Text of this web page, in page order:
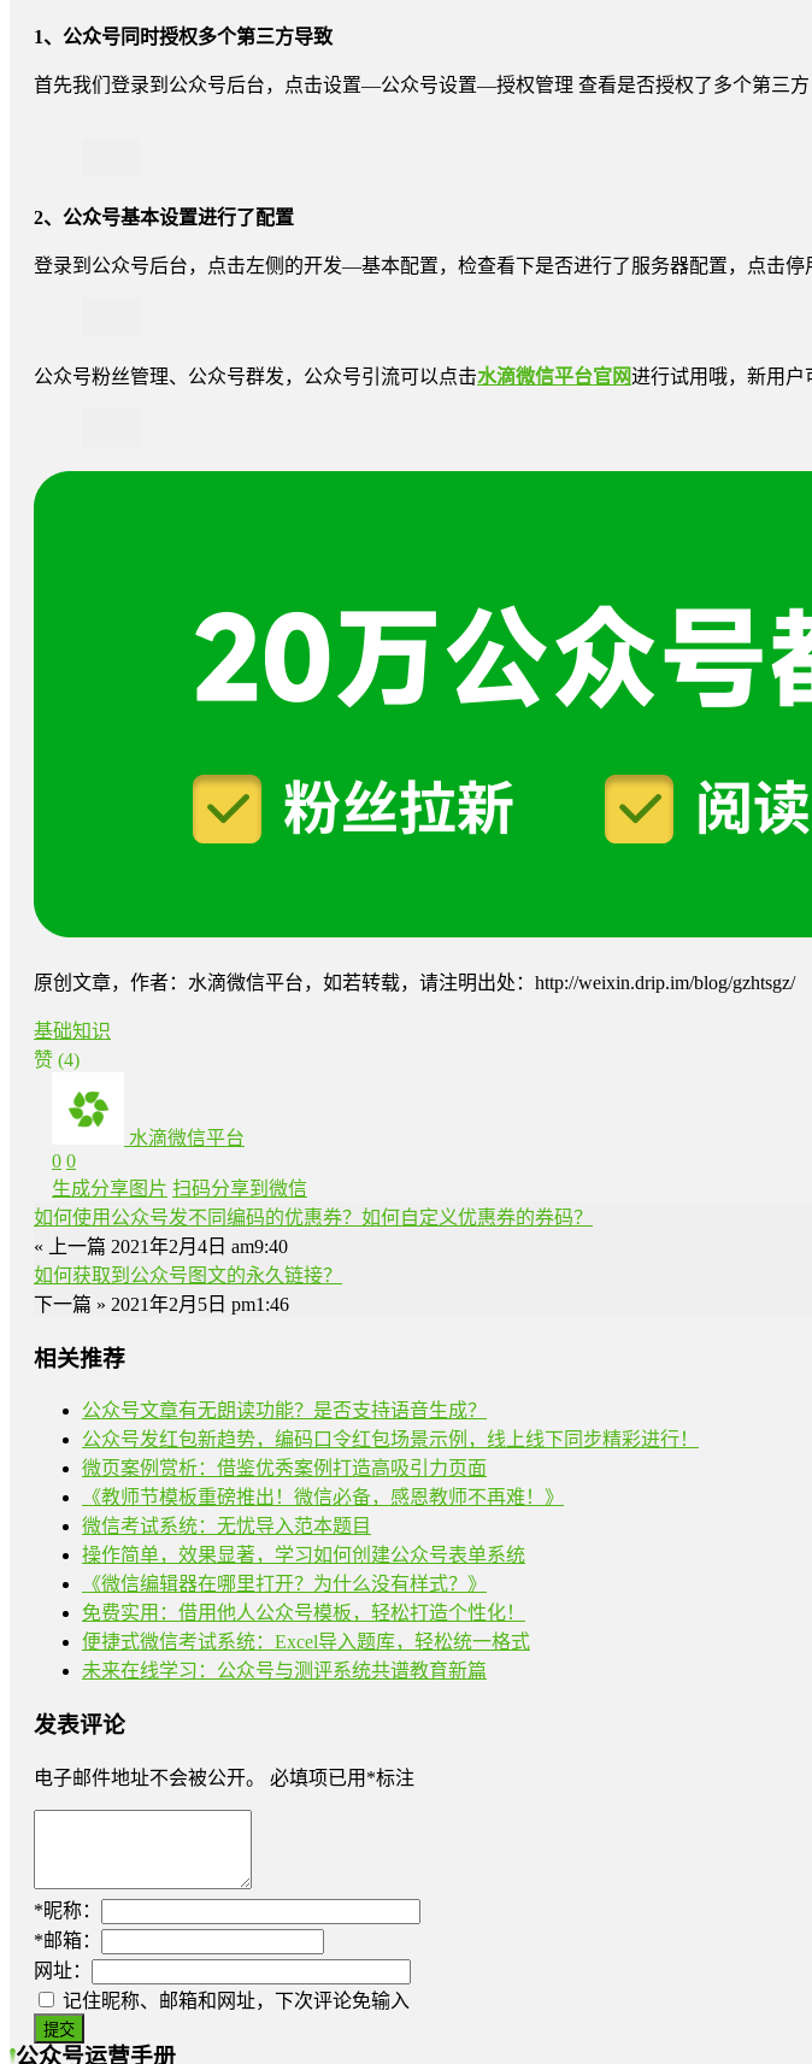
1、公众号同时授权多个第三方导致
首先我们登录到公众号后台，点击设置—公众号设置—授权管理 查看是否授权了多个第三
2、公众号基本设置进行了配置
登录到公众号后台，点击左侧的开发—基本配置，检查看下是否进行了服务器配置，点击停
公众号粉丝管理、公众号群发，公众号引流可以点击水滴微信平台官网进行试用哦，新用户
原创文章，作者：水滴微信平台，如若转载，请注明出处：http://weixin.drip.im/blog/gzhtsgz/
基础知识
赞 (4)
水滴微信平台
0 0
生成分享图片 扫码分享到微信
如何使用公众号发不同编码的优惠券？如何自定义优惠券的券码？
« 上一篇 2021年2月4日 am9:40
如何获取到公众号图文的永久链接？
下一篇 » 2021年2月5日 pm1:46
相关推荐
公众号文章有无朗读功能？是否支持语音生成？
公众号发红包新趋势，编码口令红包场景示例，线上线下同步精彩进行！
微页案例赏析：借鉴优秀案例打造高吸引力页面
《教师节模板重磅推出！微信必备，感恩教师不再难！》
微信考试系统：无忧导入范本题目
操作简单，效果显著，学习如何创建公众号表单系统
《微信编辑器在哪里打开？为什么没有样式？》
免费实用：借用他人公众号模板，轻松打造个性化！
便捷式微信考试系统：Excel导入题库，轻松统一格式
未来在线学习：公众号与测评系统共谱教育新篇
发表评论
电子邮件地址不会被公开。 必填项已用 *标注
*昵称：
*邮箱：
网址：
记住昵称、邮箱和网址，下次评论免输入
公众号运营手册